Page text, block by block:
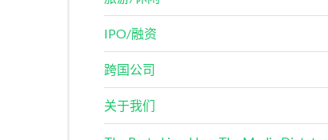
IPO/融资
跨国公司
关于我们